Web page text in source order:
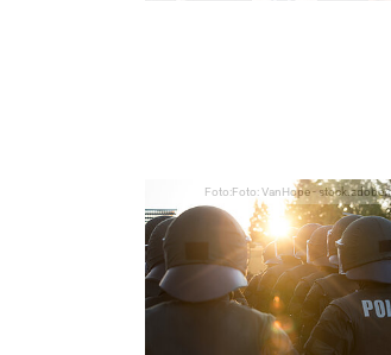
Foto:Foto: VanHope -